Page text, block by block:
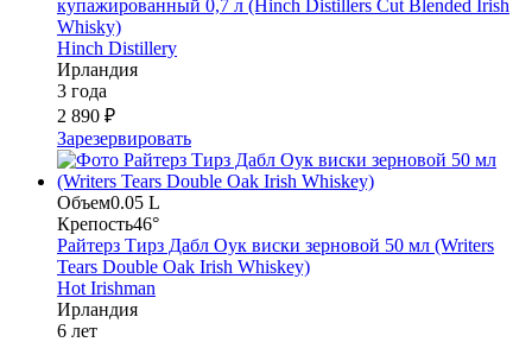
купажированный 0,7 л (Hinch Distillers Cut Blended Irish
Whisky)
Hinch Distillery
Ирландия
3 года
2 890 ₽
Зарезервировать
Объем0.05 L
Крепость46°
Райтерз Тирз Дабл Оук виски зерновой 50 мл (Writers
Tears Double Oak Irish Whiskey)
Hot Irishman
Ирландия
6 лет